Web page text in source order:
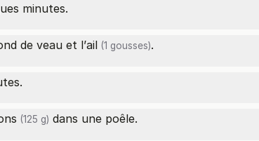
minutes.
de veau et l’ail (1 gousses).
(125 g) dans une poêle.